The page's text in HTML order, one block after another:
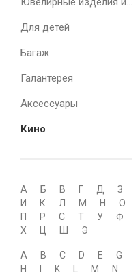
Для детей
Багаж
Галантерея
Аксессуары
Кино
А Б В Г Д
З
И
К Л М Н
О
П
Р С Т У
Ф
Х
Ц Э
A B C D E
G
H
K M
N